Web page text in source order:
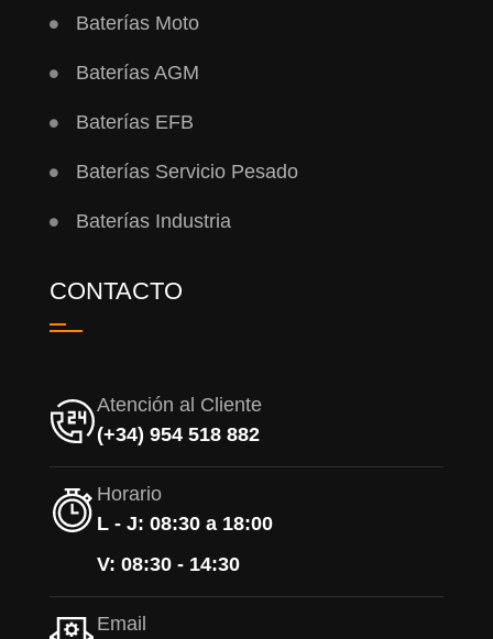
Baterías Moto
Baterías AGM
Baterías EFB
Baterías Servicio Pesado
Baterías Industria
CONTACTO
Atención al Cliente
(+34) 954 518 882
Horario
L - J: 08:30 a 18:00
V: 08:30 - 14:30
Email